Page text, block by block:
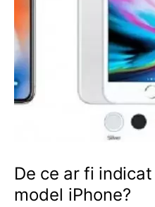
De ce ar fi
model iPhone?